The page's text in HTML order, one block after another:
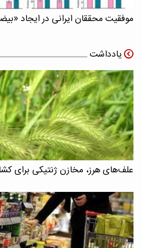
موفقیت محققان ایرانی در ایجاد
یادداشت
علف‌های هرز، مخازن ژنتیکی برای